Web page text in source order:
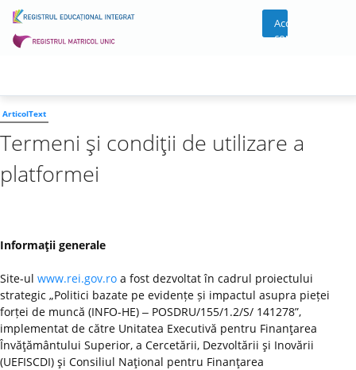
Acces
cont
ArticolText
Termeni şi condiţii de utilizare a
platformei
Informaţii generale
Site-ul www.rei.gov.ro a fost dezvoltat în cadrul proiectului
strategic „Politici bazate pe evidențe și impactul asupra pieței
forței de muncă (INFO-HE) ‒ POSDRU/155/1.2/S/ 141278”,
implementat de către Unitatea Executivă pentru Finanţarea
Învăţământului Superior, a Cercetării, Dezvoltării şi Inovării
(UEFISCDI) şi Consiliul Naţional pentru Finanţarea